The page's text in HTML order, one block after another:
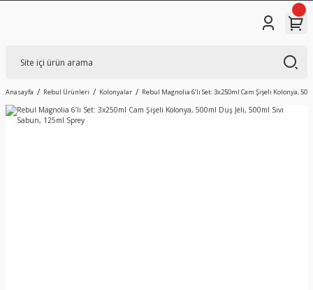
Anasayfa Rebul Ürünleri Kolonyalar Rebul Magnolia 6’lı Set: 3x250ml Cam Şişeli Kolonya,